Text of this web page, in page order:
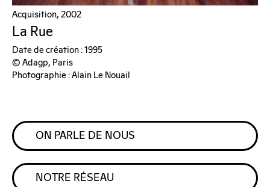
Acquisition, 2002
La Rue
Date de création : 1995
© Adagp, Paris
Photographie : Alain Le Nouail
ON PARLE DE NOUS
NOTRE RÉSEAU